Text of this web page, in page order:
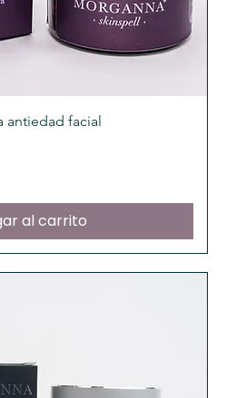
antiedad facial
al carrito